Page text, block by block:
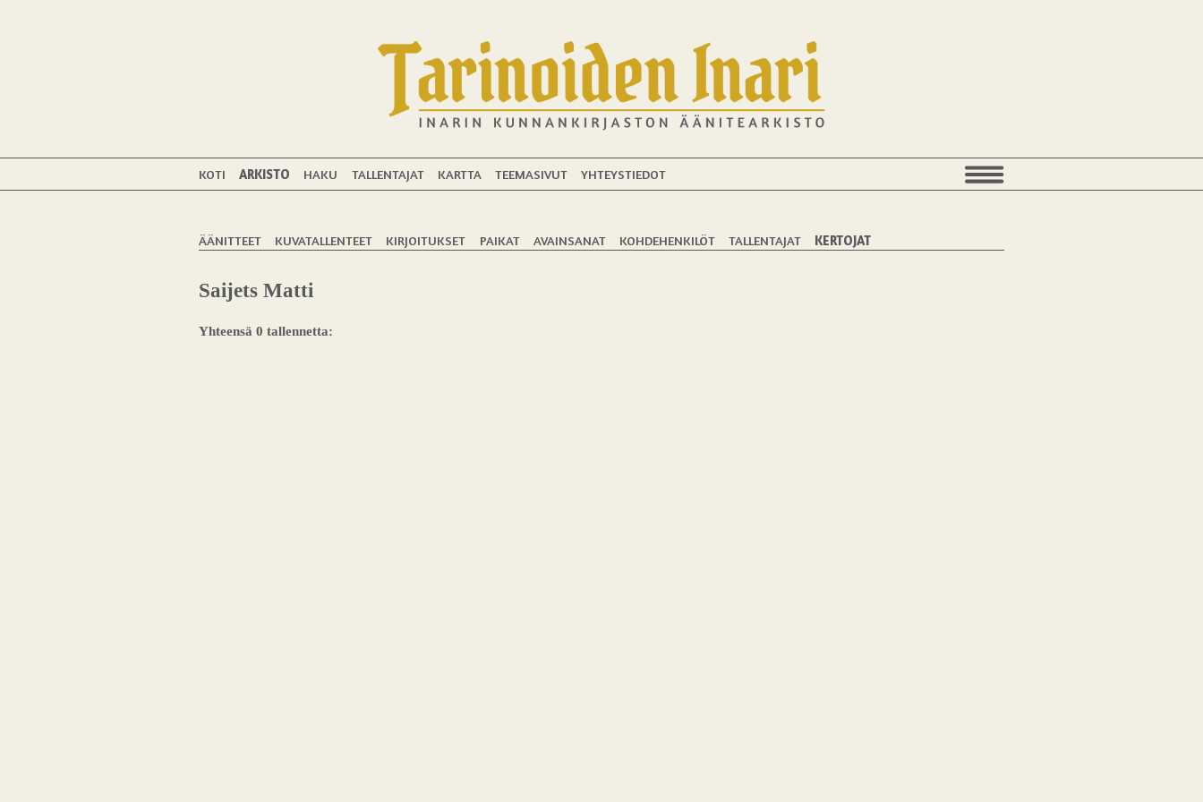
KOTI ARKISTO HAKU TALLENTAJAT KARTTA TEEMASIVUT YHTEYSTIEDOT
ÄÄNITTEET KUVATALLENTEET KIRJOITUKSET PAIKAT AVAINSANAT KOHDEHENKILÖT TALLENTAJAT KERTOJAT
Saijets Matti
Yhteensä 0 tallennetta: